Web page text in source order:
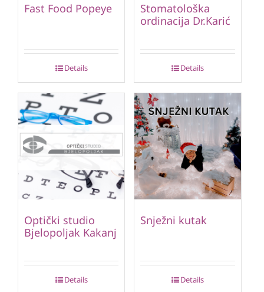
Fast Food Popeye
Details
Stomatološka
ordinacija Dr.Karić
Details
Optički studio
Bjelopoljak Kakanj
Details
Snježni kutak
Details